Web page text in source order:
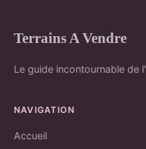
Terrains A Vendre
Le guide incontournable de
NAVIGATION
Accueil